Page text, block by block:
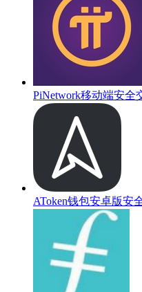
PiNetwork移动端安全
AToken钱包安卓版安